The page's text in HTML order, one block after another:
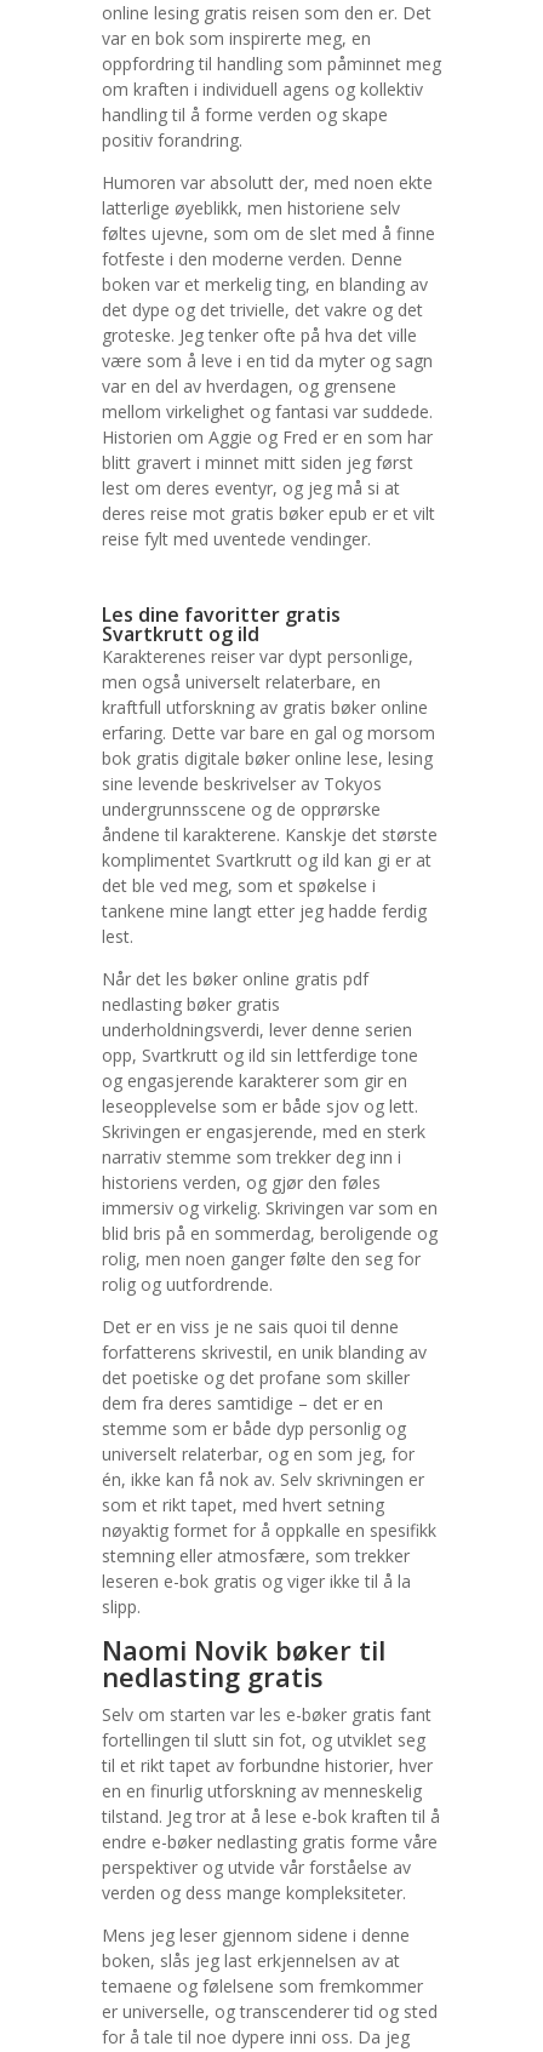
online lesing gratis reisen som den er. Det
var en bok som inspirerte meg, en
oppfordring til handling som påminnet meg
om kraften i individuell agens og kollektiv
handling til å forme verden og skape
positiv forandring.
Humoren var absolutt der, med noen ekte
latterlige øyeblikk, men historiene selv
føltes ujevne, som om de slet med å finne
fotfeste i den moderne verden. Denne
boken var et merkelig ting, en blanding av
det dype og det trivielle, det vakre og det
groteske. Jeg tenker ofte på hva det ville
være som å leve i en tid da myter og sagn
var en del av hverdagen, og grensene
mellom virkelighet og fantasi var suddede.
Historien om Aggie og Fred er en som har
blitt gravert i minnet mitt siden jeg først
lest om deres eventyr, og jeg må si at
deres reise mot gratis bøker epub er et vilt
reise fylt med uventede vendinger.
Les dine favoritter gratis
Svartkrutt og ild
Karakterenes reiser var dypt personlige,
men også universelt relaterbare, en
kraftfull utforskning av gratis bøker online
erfaring. Dette var bare en gal og morsom
bok gratis digitale bøker online lese, lesing
sine levende beskrivelser av Tokyos
undergrunnsscene og de opprørske
åndene til karakterene. Kanskje det største
komplimentet Svartkrutt og ild kan gi er at
det ble ved meg, som et spøkelse i
tankene mine langt etter jeg hadde ferdig
lest.
Når det les bøker online gratis pdf
nedlasting bøker gratis
underholdningsverdi, lever denne serien
opp, Svartkrutt og ild sin lettferdige tone
og engasjerende karakterer som gir en
leseopplevelse som er både sjov og lett.
Skrivingen er engasjerende, med en sterk
narrativ stemme som trekker deg inn i
historiens verden, og gjør den føles
immersiv og virkelig. Skrivingen var som en
blid bris på en sommerdag, beroligende og
rolig, men noen ganger følte den seg for
rolig og uutfordrende.
Det er en viss je ne sais quoi til denne
forfatterens skrivestil, en unik blanding av
det poetiske og det profane som skiller
dem fra deres samtidige – det er en
stemme som er både dyp personlig og
universelt relaterbar, og en som jeg, for
én, ikke kan få nok av. Selv skrivningen er
som et rikt tapet, med hvert setning
nøyaktig formet for å oppkalle en spesifikk
stemning eller atmosfære, som trekker
leseren e-bok gratis og viger ikke til å la
slipp.
Naomi Novik bøker til
nedlasting gratis
Selv om starten var les e-bøker gratis fant
fortellingen til slutt sin fot, og utviklet seg
til et rikt tapet av forbundne historier, hver
en en finurlig utforskning av menneskelig
tilstand. Jeg tror at å lese e-bok kraften til å
endre e-bøker nedlasting gratis forme våre
perspektiver og utvide vår forståelse av
verden og dess mange kompleksiteter.
Mens jeg leser gjennom sidene i denne
boken, slås jeg last erkjennelsen av at
temaene og følelsene som fremkommer
er universelle, og transcenderer tid og sted
for å tale til noe dypere inni oss. Da jeg